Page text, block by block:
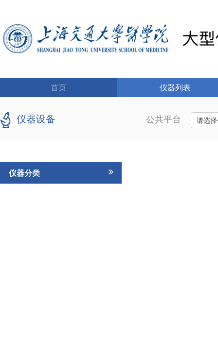
首页 仪器列表
仪器设备 公共平台 请选
仪器分类